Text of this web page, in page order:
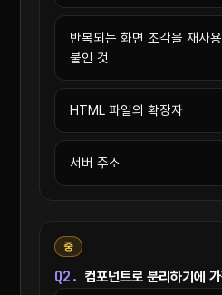
반복되는 화면 조각을 재사
붙인 것
HTML 파일의 확장자
서버 주소
중
Q2. 컴포넌트로 분리하기에